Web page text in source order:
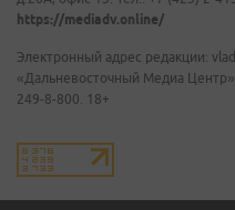
https://mediadv.online/
Электронный адрес редакции:
«Дальневосточный Медиа
249-8-800. 18+